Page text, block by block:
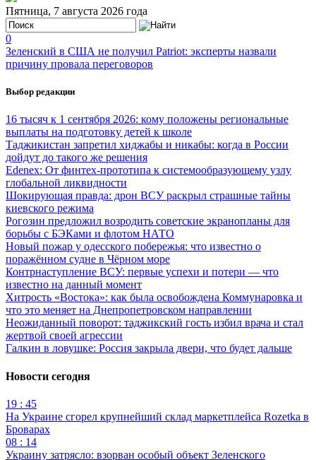
Пятница, 7 августа 2026 года
0
Зеленский в США не получил Patriot: эксперты назвали
причину провала переговоров
Выбор редакции
16 тысяч к 1 сентября 2026: кому положены региональные
выплаты на подготовку детей к школе
Таджикистан запретил хиджабы и никабы: когда в России
дойдут до такого же решения
Edenex: От финтех-прототипа к системообразующему узлу
глобальной ликвидности
Шокирующая правда: дрон ВСУ раскрыл страшные тайны
киевского режима
Рогозин предложил возродить советские экранопланы для
борьбы с БЭКами и флотом НАТО
Новый пожар у одесского побережья: что известно о
поражённом судне в Чёрном море
Контрнаступление ВСУ: первые успехи и потери — что
известно на данный момент
Хитрость «Востока»: как была освобождена Коммунаровка и
что это меняет на Днепропетровском направлении
Неожиданный поворот: таджикский гость избил врача и стал
жертвой своей агрессии
Галкин в ловушке: Россия закрыла двери, что будет дальше
Новости сегодня
19 : 45
На Украине сгорел крупнейший склад маркетплейса Rozetka в
Броварах
08 : 14
Украину затрясло: взорван особый объект Зеленского